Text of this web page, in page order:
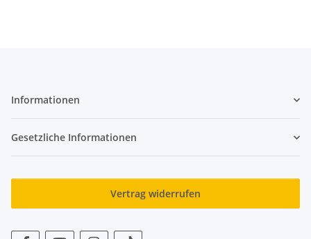
Informationen
Gesetzliche Informationen
Vertrag widerrufen